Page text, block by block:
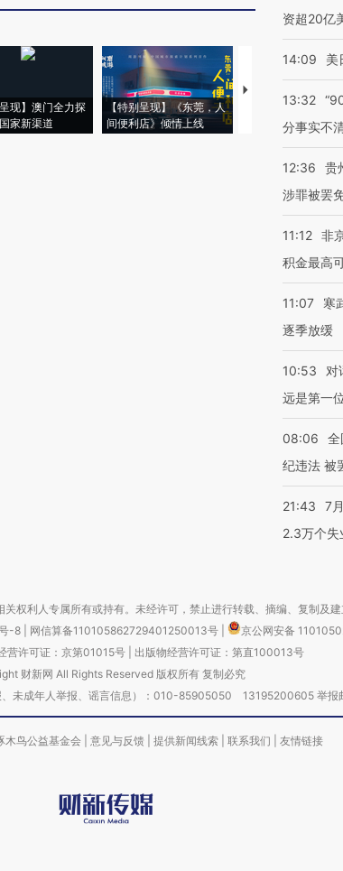
呈现】澳门全力探
家新渠道
【特别呈现】《东莞，人
间便利店》倾情上线
【推广】走进第四届
会，让数智科技“链
资超20亿
14:09 美
13:32
分事实不
12:36
贵
涉罪被罢
11:12 非
积金最高
11:07
寒
逐季放缓
10:53
对
远是第一
08:06
全
纪违法 被
21:43
7
2.3万个失
权利人专属所有或持有。未经许可，禁止进行转载、摘编、复制及建
-8 网信算备110105862729401250013号
京公网安备
营许可证：京第01015号| 出版物经营许可证：第直100013号
财新网 All Rights Reserved 版权所有 复制必究
、未成年人举报、谣言信息）：010-85905050 13195200605 举报
木鸟公益基金会 意见与反馈 提供新闻线索 联系我们 友情链接